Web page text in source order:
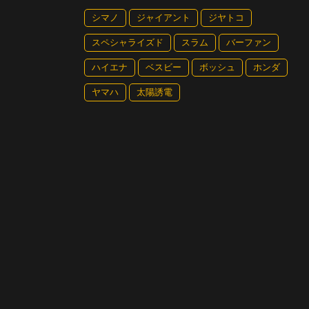
シマノ ジャイアント ジヤトコ
スペシャライズド スラム バーファン
ハイエナ ベスビー ボッシュ ホンダ
ヤマハ 太陽誘電